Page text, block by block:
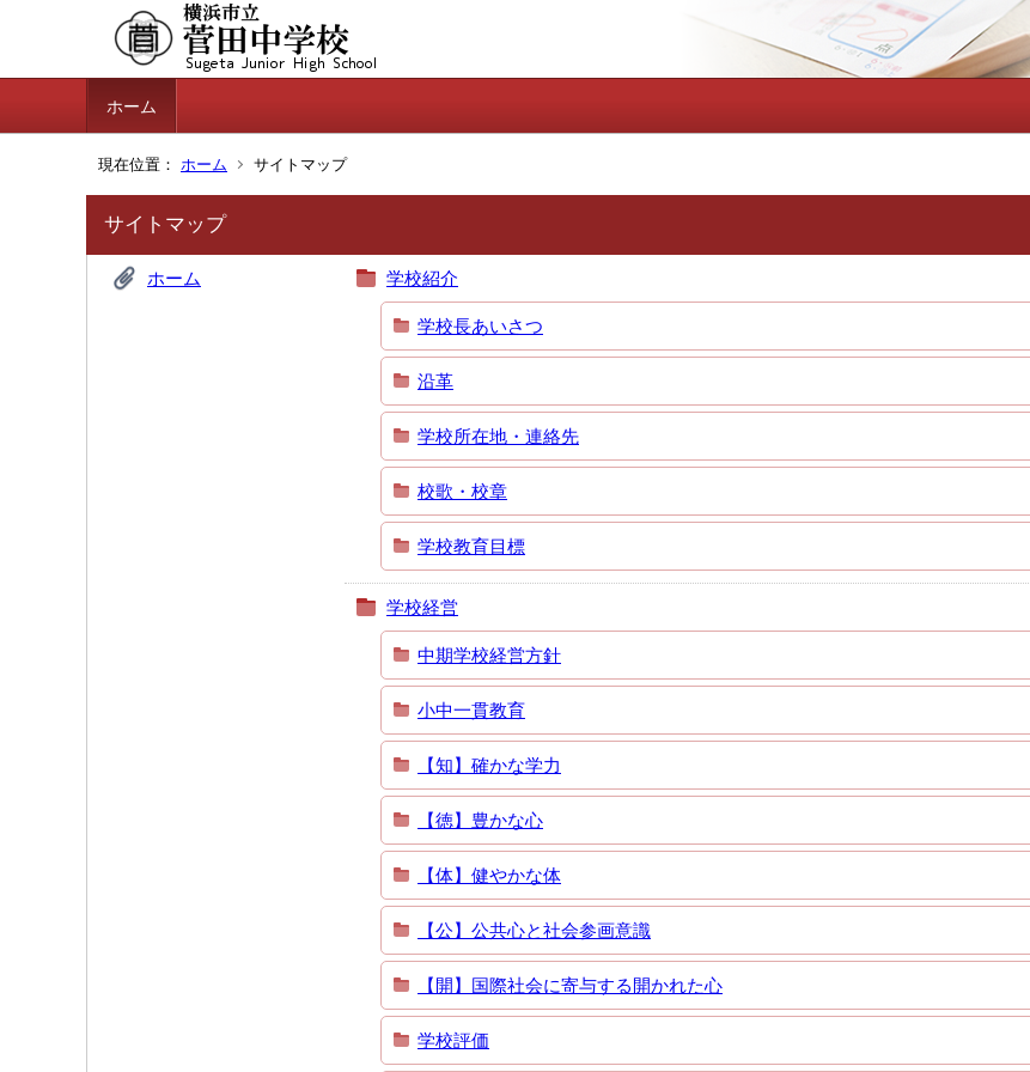
ホーム
現在位置： ホーム サイトマップ
サイトマップ
ホーム 学校紹介
学校長あいさつ
沿革
学校所在地・連絡先
校歌・校章
学校教育目標
学校経営
中期学校経営方針
小中一貫教育
【知】確かな学力
【徳】豊かな心
【体】健やかな体
【公】公共心と社会参画意識
【開】国際社会に寄与する開かれた心
学校評価